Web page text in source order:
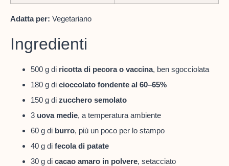
Adatta per: Vegetariano
Ingredienti
500 g di ricotta di pecora o vaccina, ben sgocciolata
180 g di cioccolato fondente al 60–65%
150 g di zucchero semolato
3 uova medie, a temperatura ambiente
60 g di burro, più un poco per lo stampo
40 g di fecola di patate
30 g di cacao amaro in polvere, setacciato